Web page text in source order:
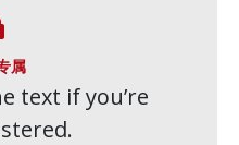
属
text if you’re